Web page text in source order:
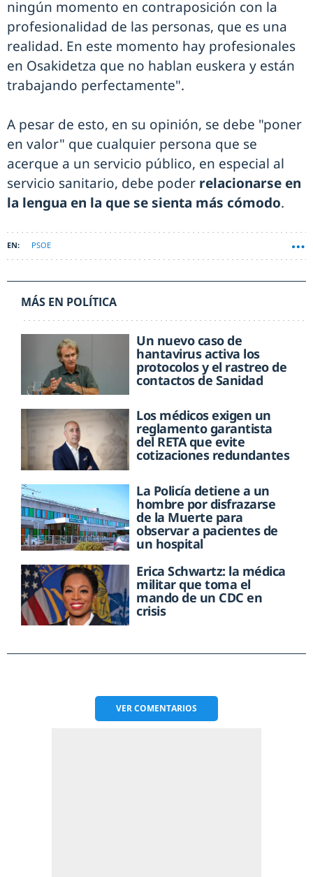
ningún momento en contraposición con la
profesionalidad de las personas, que es una
realidad. En este momento hay profesionales
en Osakidetza que no hablan euskera y están
trabajando perfectamente".
A pesar de esto, en su opinión, se debe "poner
en valor" que cualquier persona que se
acerque a un servicio público, en especial al
servicio sanitario, debe poder relacionarse en
la lengua en la que se sienta más cómodo.
PSOE
MÁS EN POLÍTICA
Un nuevo caso de
hantavirus activa los
protocolos y el rastreo de
contactos de Sanidad
Los médicos exigen un
reglamento garantista
del RETA que evite
cotizaciones redundantes
La Policía detiene a un
hombre por disfrazarse
de la Muerte para
observar a pacientes de
un hospital
Erica Schwartz: la médica
militar que toma el
mando de un CDC en
crisis
VERCOMENTARIOS